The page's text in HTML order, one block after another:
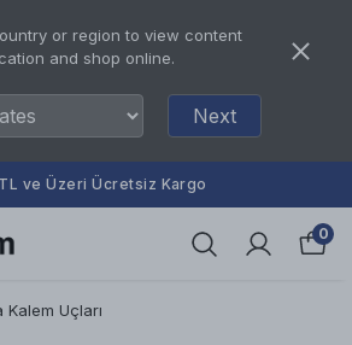
or region to view content
and shop online.
Next
ve Üzeri Ücretsiz Kargo
0
Kalem Uçları